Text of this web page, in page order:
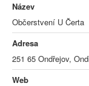
Název
Občerstvení U Čerta
Adresa
251 65 Ondřejov,
Web